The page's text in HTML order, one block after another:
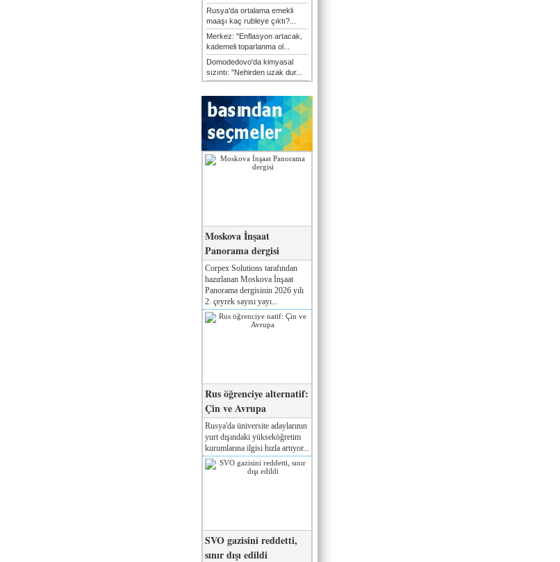
Rusya'da ortalama emekli
maaşı kaç rubleye çıktı?...
Merkez: "Enflasyon artacak,
kademeli toparlanma ol...
Domodedovo'da kimyasal
sızıntı: "Nehirden uzak dur...
Moskova İnşaat
Panorama dergisi
Corpex Solutions tarafından
hazırlanan Moskova İnşaat
Panorama dergisinin 2026 yılı
2. çeyrek sayısı yayı...
Rus öğrenciye alternatif:
Çin ve Avrupa
Rusya'da üniversite adaylarının
yurt dışındaki yükseköğretim
kurumlarına ilgisi hızla artıyor...
SVO gazisini reddetti,
sınır dışı edildi